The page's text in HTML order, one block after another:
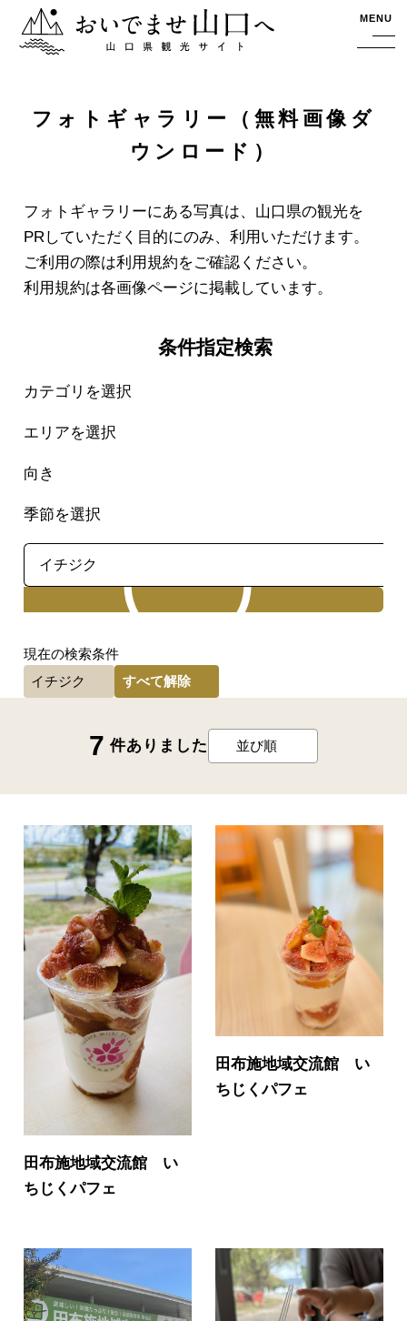
おいでませ山口へー山口県観光サイト MENU
フォトギャラリー（無料画像ダ
ウンロード）
フォトギャラリーにある写真は、山口県の観光を
PRしていただく目的にのみ、利用いただけます。
ご利用の際は利用規約をご確認ください。
利用規約は各画像ページに掲載しています。
条件指定検索
カテゴリを選択
エリアを選択
向き
季節を選択
現在の検索条件
イチジク
すべて解除
7 件ありました 並び順
田布施地域交流館 い
ちじくパフェ
田布施地域交流館 い
ちじくパフェ